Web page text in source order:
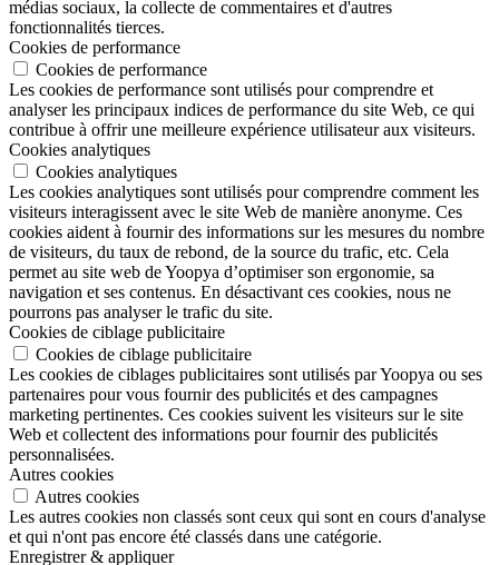
médias sociaux, la collecte de commentaires et d'autres
fonctionnalités tierces.
Cookies de performance
Cookies de performance
Les cookies de performance sont utilisés pour comprendre et
analyser les principaux indices de performance du site Web, ce qui
contribue à offrir une meilleure expérience utilisateur aux visiteurs.
Cookies analytiques
Cookies analytiques
Les cookies analytiques sont utilisés pour comprendre comment les
visiteurs interagissent avec le site Web de manière anonyme. Ces
cookies aident à fournir des informations sur les mesures du nombre
de visiteurs, du taux de rebond, de la source du trafic, etc. Cela
permet au site web de Yoopya d’optimiser son ergonomie, sa
navigation et ses contenus. En désactivant ces cookies, nous ne
pourrons pas analyser le trafic du site.
Cookies de ciblage publicitaire
Cookies de ciblage publicitaire
Les cookies de ciblages publicitaires sont utilisés par Yoopya ou ses
partenaires pour vous fournir des publicités et des campagnes
marketing pertinentes. Ces cookies suivent les visiteurs sur le site
Web et collectent des informations pour fournir des publicités
personnalisées.
Autres cookies
Autres cookies
Les autres cookies non classés sont ceux qui sont en cours d'analyse
et qui n'ont pas encore été classés dans une catégorie.
Enregistrer & appliquer